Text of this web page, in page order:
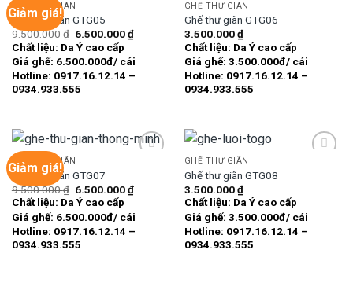
Giảm giá!
Add to
GHẾ THƯ GIÃN
Ghế thư giãn GTG05
9.500.000₫ Giá
gốc
là:
9.500.000 ₫.
6.500.000₫Giá
hiện
là:
6.500.000 ₫.
Chất liệu: Da Ý cao cấp
Giá ghế: 6.500.000đ/ cái
Hotline: 0917.16.12.14 –
0934.933.555
GHẾ THƯ GIÃN
Ghế thư giãn GTG06
3.500.000₫
Chất liệu: Da Ý cao cấp
Giá ghế: 3.500.000đ/ cái
Hotline: 0917.16.12.14 –
0934.933.555
Giảm giá!
Add to
GHẾ THƯ GIÃN
Ghế thư giãn GTG07
9.500.000₫ Giá
gốc
là:
9.500.000 ₫.
6.500.000₫Giá
hiện
là:
6.500.000 ₫.
Chất liệu: Da Ý cao cấp
Giá ghế: 6.500.000đ/ cái
Hotline: 0917.16.12.14 –
0934.933.555
GHẾ THƯ GIÃN
Ghế thư giãn GTG08
3.500.000₫
Chất liệu: Da Ý cao cấp
Giá ghế: 3.500.000đ/ cái
Hotline: 0917.16.12.14 –
0934.933.555